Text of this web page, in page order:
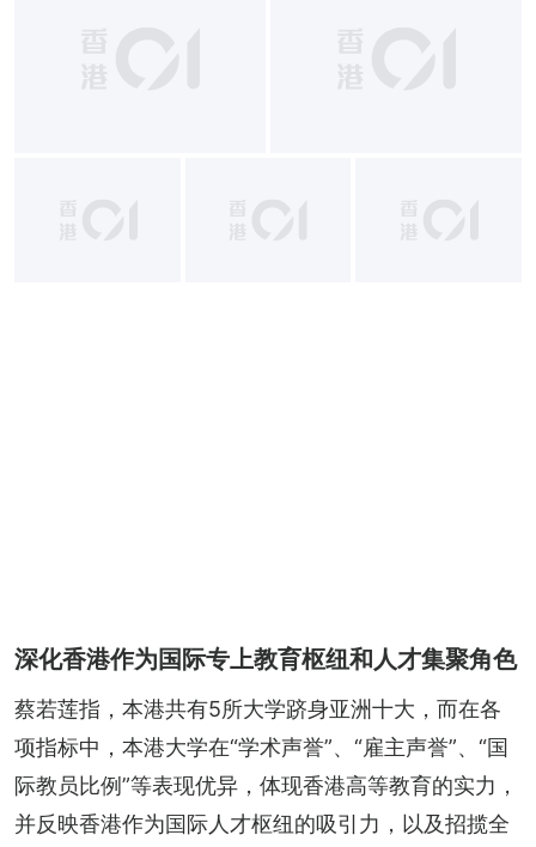
深化香港作为国际专上教育枢纽和人才集聚角色
蔡若莲指，本港共有5所大学跻身亚洲十大，而在各
项指标中，本港大学在“学术声誉”、“雇主声誉”、“国
际教员比例”等表现优异，体现香港高等教育的实力，
并反映香港作为国际人才枢纽的吸引力，以及招揽全